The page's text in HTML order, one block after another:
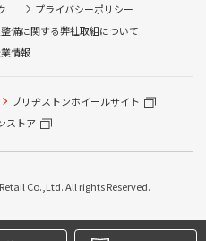
プライバシーポリシー
備に関する弊社取組について
情報
ブリヂストンホイールサイト
ストア
Co.,Ltd. All rights Reserved.
履き替え/オイル交換/その他
ち予約 ※クローク契約会員の